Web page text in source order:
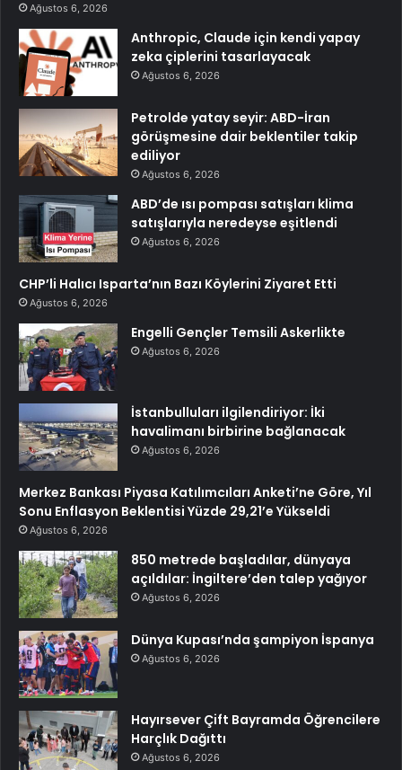
Ağustos 6, 2026
Anthropic, Claude için kendi yapay
zeka çiplerini tasarlayacak
Ağustos 6, 2026
Petrolde yatay seyir: ABD-İran
görüşmesine dair beklentiler takip
ediliyor
Ağustos 6, 2026
ABD’de ısı pompası satışları klima
satışlarıyla neredeyse eşitlendi
Ağustos 6, 2026
CHP’li Halıcı Isparta’nın Bazı Köylerini Ziyaret Etti
Ağustos 6, 2026
Engelli Gençler Temsili Askerlikte
Ağustos 6, 2026
İstanbulluları ilgilendiriyor: İki
havalimanı birbirine bağlanacak
Ağustos 6, 2026
Merkez Bankası Piyasa Katılımcıları Anketi’ne Göre, Yıl
Sonu Enflasyon Beklentisi Yüzde 29,21’e Yükseldi
Ağustos 6, 2026
850 metrede başladılar, dünyaya
açıldılar: İngiltere’den talep yağıyor
Ağustos 6, 2026
Dünya Kupası’nda şampiyon İspanya
Ağustos 6, 2026
Hayırsever Çift Bayramda Öğrencilere
Harçlık Dağıttı
Ağustos 6, 2026